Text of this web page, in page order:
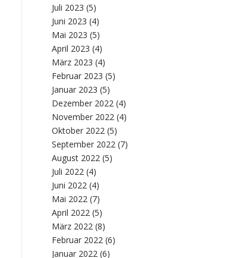
Juli 2023 (5)
Juni 2023 (4)
Mai 2023 (5)
April 2023 (4)
März 2023 (4)
Februar 2023 (5)
Januar 2023 (5)
Dezember 2022 (4)
November 2022 (4)
Oktober 2022 (5)
September 2022 (7)
August 2022 (5)
Juli 2022 (4)
Juni 2022 (4)
Mai 2022 (7)
April 2022 (5)
März 2022 (8)
Februar 2022 (6)
Januar 2022 (6)